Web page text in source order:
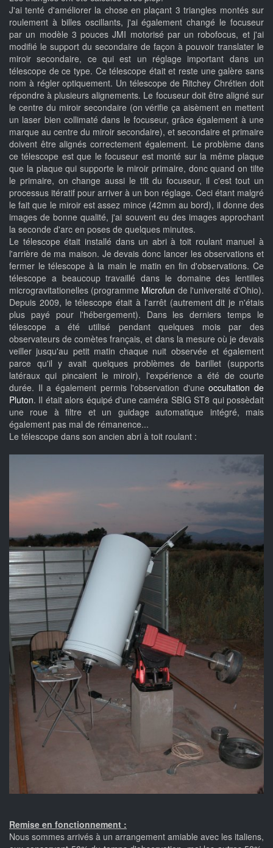
J'ai tenté d'améliorer la chose en plaçant 3 triangles montés sur
roulement à billes oscillants, j'ai également changé le focuseur
par un modèle 3 pouces JMI motorisé par un robofocus, et j'ai
modifié le support du secondaire de façon à pouvoir translater le
miroir secondaire, ce qui est un réglage important dans un
télescope de ce type. Ce télescope était et reste une galère sans
nom à régler optiquement. Un télescope de Ritchey Chrétien doit
répondre à plusieurs alignements. Le focuseur doit être aligné sur
le centre du miroir secondaire (on vérifie ça aisèment en mettent
un laser bien collimaté dans le focuseur, grâce également à une
marque au centre du miroir secondaire), et secondaire et primaire
doivent être alignés correctement également. Le problème dans
ce télescope est que le focuseur est monté sur la même plaque
que la plaque qui supporte le miroir primaire, donc quand on tilte
le primaire, on change aussi le tilt du focuseur, il c'est tout un
processus itératif pour arriver à un bon réglage. Ceci étant malgré
le fait que le miroir est assez mince (42mm au bord), il donne des
images de bonne qualité, j'ai souvent eu des images approchant
la seconde d'arc en poses de quelques minutes.
Le télescope était installé dans un abri à toit roulant manuel à
l'arrière de ma maison. Je devais donc lancer les observations et
fermer le télescope à la main le matin en fin d'observations. Ce
télescope a beaucoup travaillé dans le domaine des lentilles
microgravitationelles (programme Microfun de l'université d'Ohio).
Depuis 2009, le télescope était à l'arrêt (autrement dit je n'étais
plus payé pour l'hébergement). Dans les derniers temps le
télescope a été utilisé pendant quelques mois par des
observateurs de comètes français, et dans la mesure où je devais
veiller jusqu'au petit matin chaque nuit observée et également
parce qu'il y avait quelques problèmes de barillet (supports
latéraux qui pincaient le miroir), l'expérience a été de courte
durée. Il a également permis l'observation d'uneoccultation de
Pluton. Il était alors équipé d'une caméra SBIG ST8 qui possèdait
une roue à filtre et un guidage automatique intégré, mais
également pas mal de rémanence...
Le télescope dans son ancien abri à toit roulant :
Remise en fonctionnement :
Nous sommes arrivés à un arrangement amiable avec les italiens,